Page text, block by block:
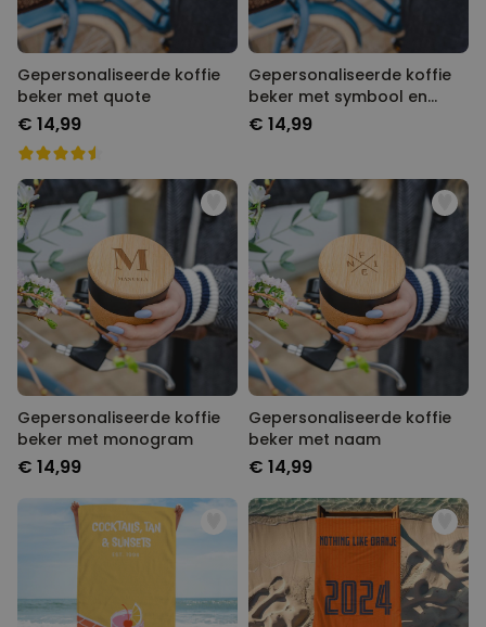
Gepersonaliseerde koffie
beker met quote
€ 14,99
Gepersonaliseerde koffie
beker met symbool en
tekst
€ 14,99
Gepersonaliseerde koffie
beker met monogram
€ 14,99
Gepersonaliseerde koffie
beker met naam
€ 14,99